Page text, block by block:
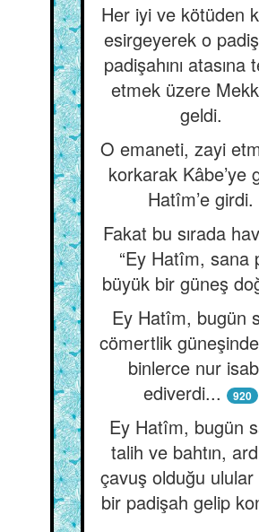
Her iyi ve kötüden
esirgeyerek o
padişahını atasına
etmek üzere
geldi.
O emaneti, zayi
korkarak Kâbe’ye
Hatîm’e girdi.
Fakat bu sırada
“Ey Hatîm, sana
büyük bir güneş
Ey Hatîm, bugün
cömertlik
binlerce nur
ediverdi...
920
Ey Hatîm, bugün
talih ve bahtın,
çavuş olduğu ulular
bir padişah gelip